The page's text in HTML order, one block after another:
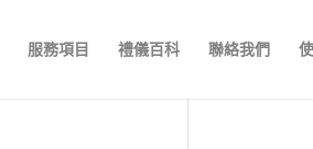
服務項目 禮儀百科 聯絡我們